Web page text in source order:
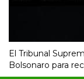
El Tribunal
Bolsonaro para